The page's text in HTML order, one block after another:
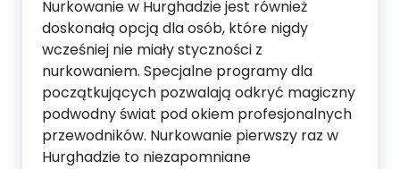
Nurkowanie w Hurghadzie jest również
doskonałą opcją dla osób, które nigdy
wcześniej nie miały styczności z
nurkowaniem. Specjalne programy dla
początkujących pozwalają odkryć magiczny
podwodny świat pod okiem profesjonalnych
przewodników. Nurkowanie pierwszy raz w
Hurghadzie to niezapomniane